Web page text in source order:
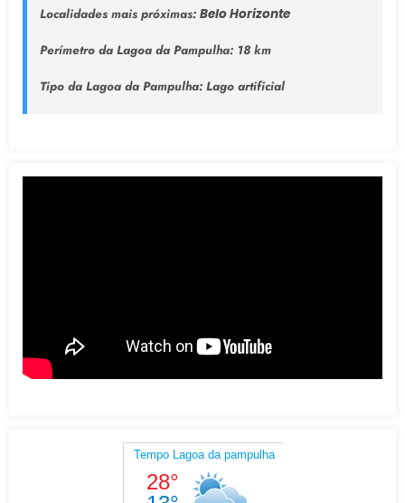
Localidades mais próximas: Belo Horizonte
Perímetro da Lagoa da Pampulha:18 km
Tipo da Lagoa da Pampulha: Lago artificial